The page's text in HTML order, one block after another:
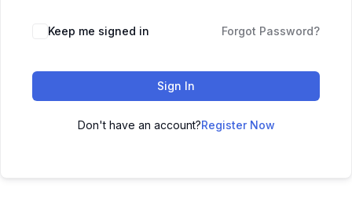
Keep me signed in Forgot Password?
Sign In
Don't have an account?Register Now